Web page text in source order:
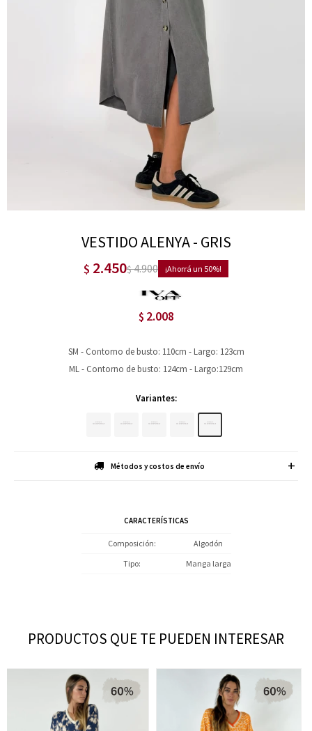
VESTIDO ALENYA - GRIS
$ 2.450$4.900 50
$ 2.008
SM - Contorno de busto: 110cm - Largo: 123cm
ML - Contorno de busto: 124cm - Largo:129cm
Variantes:
Métodos y costos de envío
CARACTERÍSTICAS
Composición
Algodón
Tipo
Manga larga
PRODUCTOS QUE TE PUEDEN INTERESAR